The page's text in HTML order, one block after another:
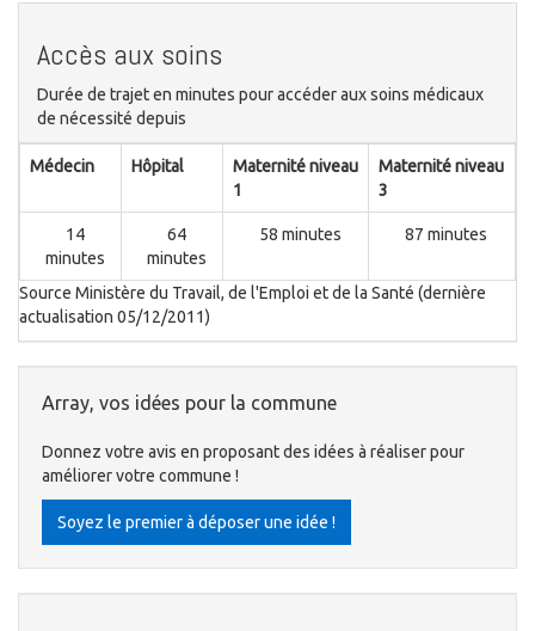
Accès aux soins
Durée de trajet en minutes pour accéder aux soins médicaux
de nécessité depuis
Médecin Hôpital
Maternité niveau
1
Maternité niveau
3
14
minutes
64
minutes
58 minutes 87 minutes
Source Ministère du Travail, de l'Emploi et de la Santé (dernière
actualisation 05/12/2011)
Array, vos idées pour la commune
Donnez votre avis en proposant des idées à réaliser pour
améliorer votre commune !
Soyez le premier à déposer une idée !